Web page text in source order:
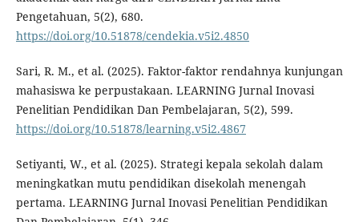
Pengetahuan, 5(2), 680.
https://doi.org/10.51878/cendekia.v5i2.4850
Sari, R. M., et al. (2025). Faktor-faktor rendahnya kunjungan
mahasiswa ke perpustakaan. LEARNING Jurnal Inovasi
Penelitian Pendidikan Dan Pembelajaran, 5(2), 599.
https://doi.org/10.51878/learning.v5i2.4867
Setiyanti, W., et al. (2025). Strategi kepala sekolah dalam
meningkatkan mutu pendidikan disekolah menengah
pertama. LEARNING Jurnal Inovasi Penelitian Pendidikan